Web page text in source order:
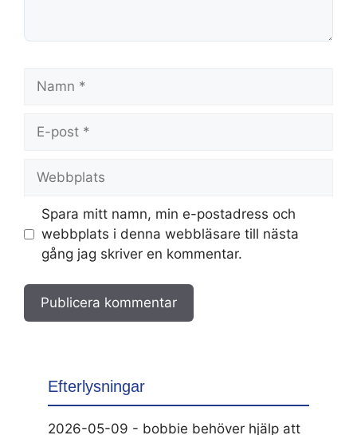
post
Spara mitt namn, min e-postadress och
webbplats i denna webbläsare till nästa
gång jag skriver en kommentar.
Efterlysningar
2026-05-09 - bobbie behöver hjälp att